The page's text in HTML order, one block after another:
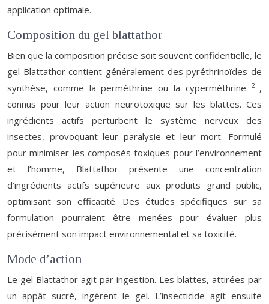
application optimale.
Composition du gel blattathor
Bien que la composition précise soit souvent confidentielle, le
gel Blattathor contient généralement des pyréthrinoïdes de
synthèse, comme la perméthrine ou la cyperméthrine
2 ,
connus pour leur action neurotoxique sur les blattes. Ces
ingrédients actifs perturbent le système nerveux des
insectes, provoquant leur paralysie et leur mort. Formulé
pour minimiser les composés toxiques pour l’environnement
et l’homme, Blattathor présente une concentration
d’ingrédients actifs supérieure aux produits grand public,
optimisant son efficacité. Des études spécifiques sur sa
formulation pourraient être menées pour évaluer plus
précisément son impact environnemental et sa toxicité.
Mode d’action
Le gel Blattathor agit par ingestion. Les blattes, attirées par
un appât sucré, ingèrent le gel. L’insecticide agit ensuite